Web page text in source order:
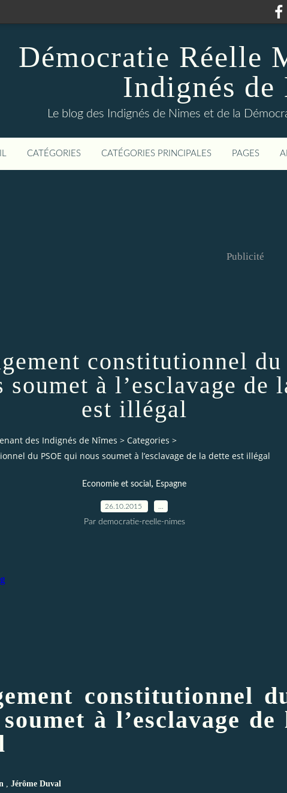
Démocratie Réelle
Indignés de
Le blog des Indignés de Nimes et de la
CATÉGORIES CATÉGORIES PRINCIPALES PAGES
Publicité
constitutionnel du
soumet à l’esclavage de
est illégal
des Indignés de Nîmes > Categories >
du PSOE qui nous soumet à l’esclavage de la dette est illégal
Economie et social , Espagne
26.10.2015
Par democratie-reelle-nimes
constitutionnel
à l’esclavage de
, Jérôme Duval